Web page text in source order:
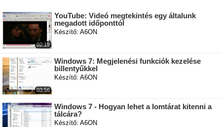
02:19
YouTube: Videó megtekintés egy általunk
megadott időponttól
Készítő: A6ON
03:56
Windows 7: Megjelenési funkciók kezelése
billentyűkkel
Készítő: A6ON
Windows 7 - Hogyan lehet a lomtárat kitenni a
tálcára?
Készítő: A6ON